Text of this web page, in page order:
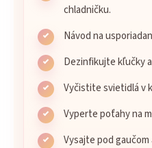
chladničku.
Návod na
Dezinfikujte kľučky
Vyčistite svietidlá v
Vyperte poťahy na
Vysajte pod